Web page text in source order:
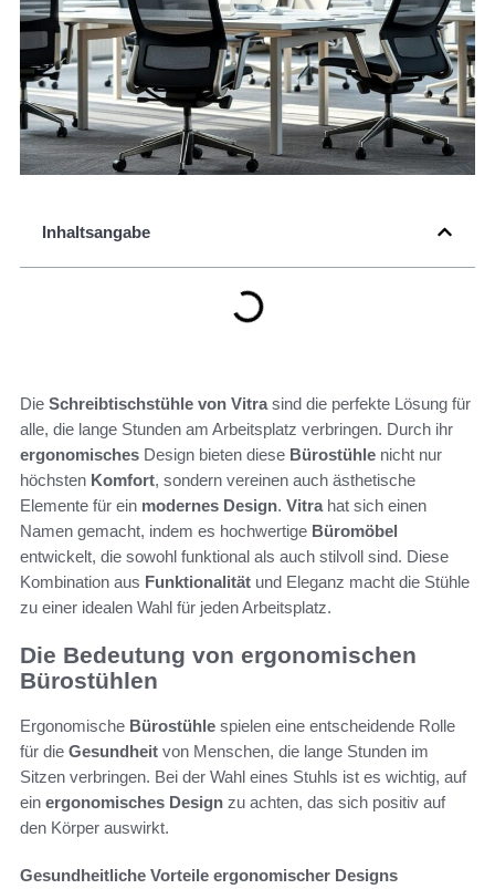
Inhaltsangabe
Die Schreibtischstühle von Vitrasind die perfekte Lösung für
alle, die lange Stunden am Arbeitsplatz verbringen. Durch ihr
ergonomisches Design bieten diese Bürostühle nicht nur
höchsten Komfort, sondern vereinen auch ästhetische
Elemente für ein modernes Design. Vitrahat sich einen
Namen gemacht, indem es hochwertige Büromöbel
entwickelt, die sowohl funktional als auch stilvoll sind. Diese
Kombination aus Funktionalität und Eleganz macht die Stühle
zu einer idealen Wahl für jeden Arbeitsplatz.
Die Bedeutung von ergonomischen
Bürostühlen
Ergonomische Bürostühle spielen eine entscheidende Rolle
für die Gesundheit von Menschen, die lange Stunden im
Sitzen verbringen. Bei der Wahl eines Stuhls ist es wichtig, auf
ein ergonomisches Design zu achten, das sich positiv auf
den Körper auswirkt.
Gesundheitliche Vorteile ergonomischer Designs